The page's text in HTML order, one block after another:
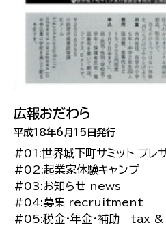
広報おだわら
平成18年6月15日発行
#01:世界城下町サミット プレ
#02:起業家体験キャンプ
#03:お知らせ news
#04:募集 recruitment
#05:税金・年金・補助 tax